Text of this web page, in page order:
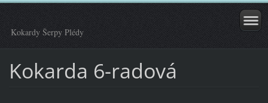
Kokardy Šerpy Plédy
Kokarda 6-radová